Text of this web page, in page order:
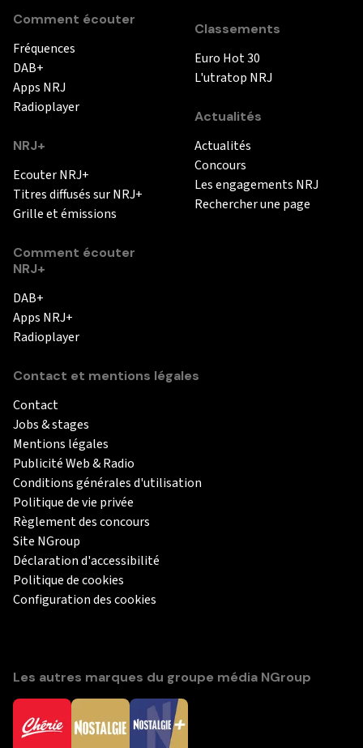
Comment écouter
Fréquences
DAB+
Apps NRJ
Radioplayer
NRJ+
Ecouter NRJ+
Titres diffusés sur NRJ+
Grille et émissions
Comment écouter
NRJ+
DAB+
Apps NRJ+
Radioplayer
Classements
Euro Hot 30
L'utratop NRJ
Actualités
Actualités
Concours
Les engagements NRJ
Rechercher une page
Contact et mentions légales
Contact
Jobs & stages
Mentions légales
Publicité Web & Radio
Conditions générales d'utilisation
Politique de vie privée
Règlement des concours
Site NGroup
Déclaration d'accessibilité
Politique de cookies
Configuration des cookies
Les autres marques du groupe média NGroup